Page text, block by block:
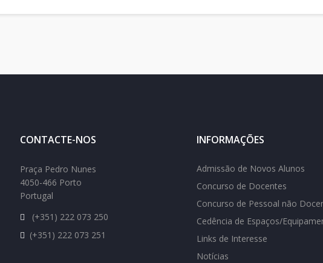
CONTACTE-NOS
Praça Pedro Nunes
4050-466 Porto
Portugal
(+351) 222 073 250
(+351) 222 073 251
INFORMAÇÕES
Admissão de Novos Alunos
Concurso de Docentes
Concurso de Pessoal não
Cedência de Espaços/
Links de Interesse
Notícias